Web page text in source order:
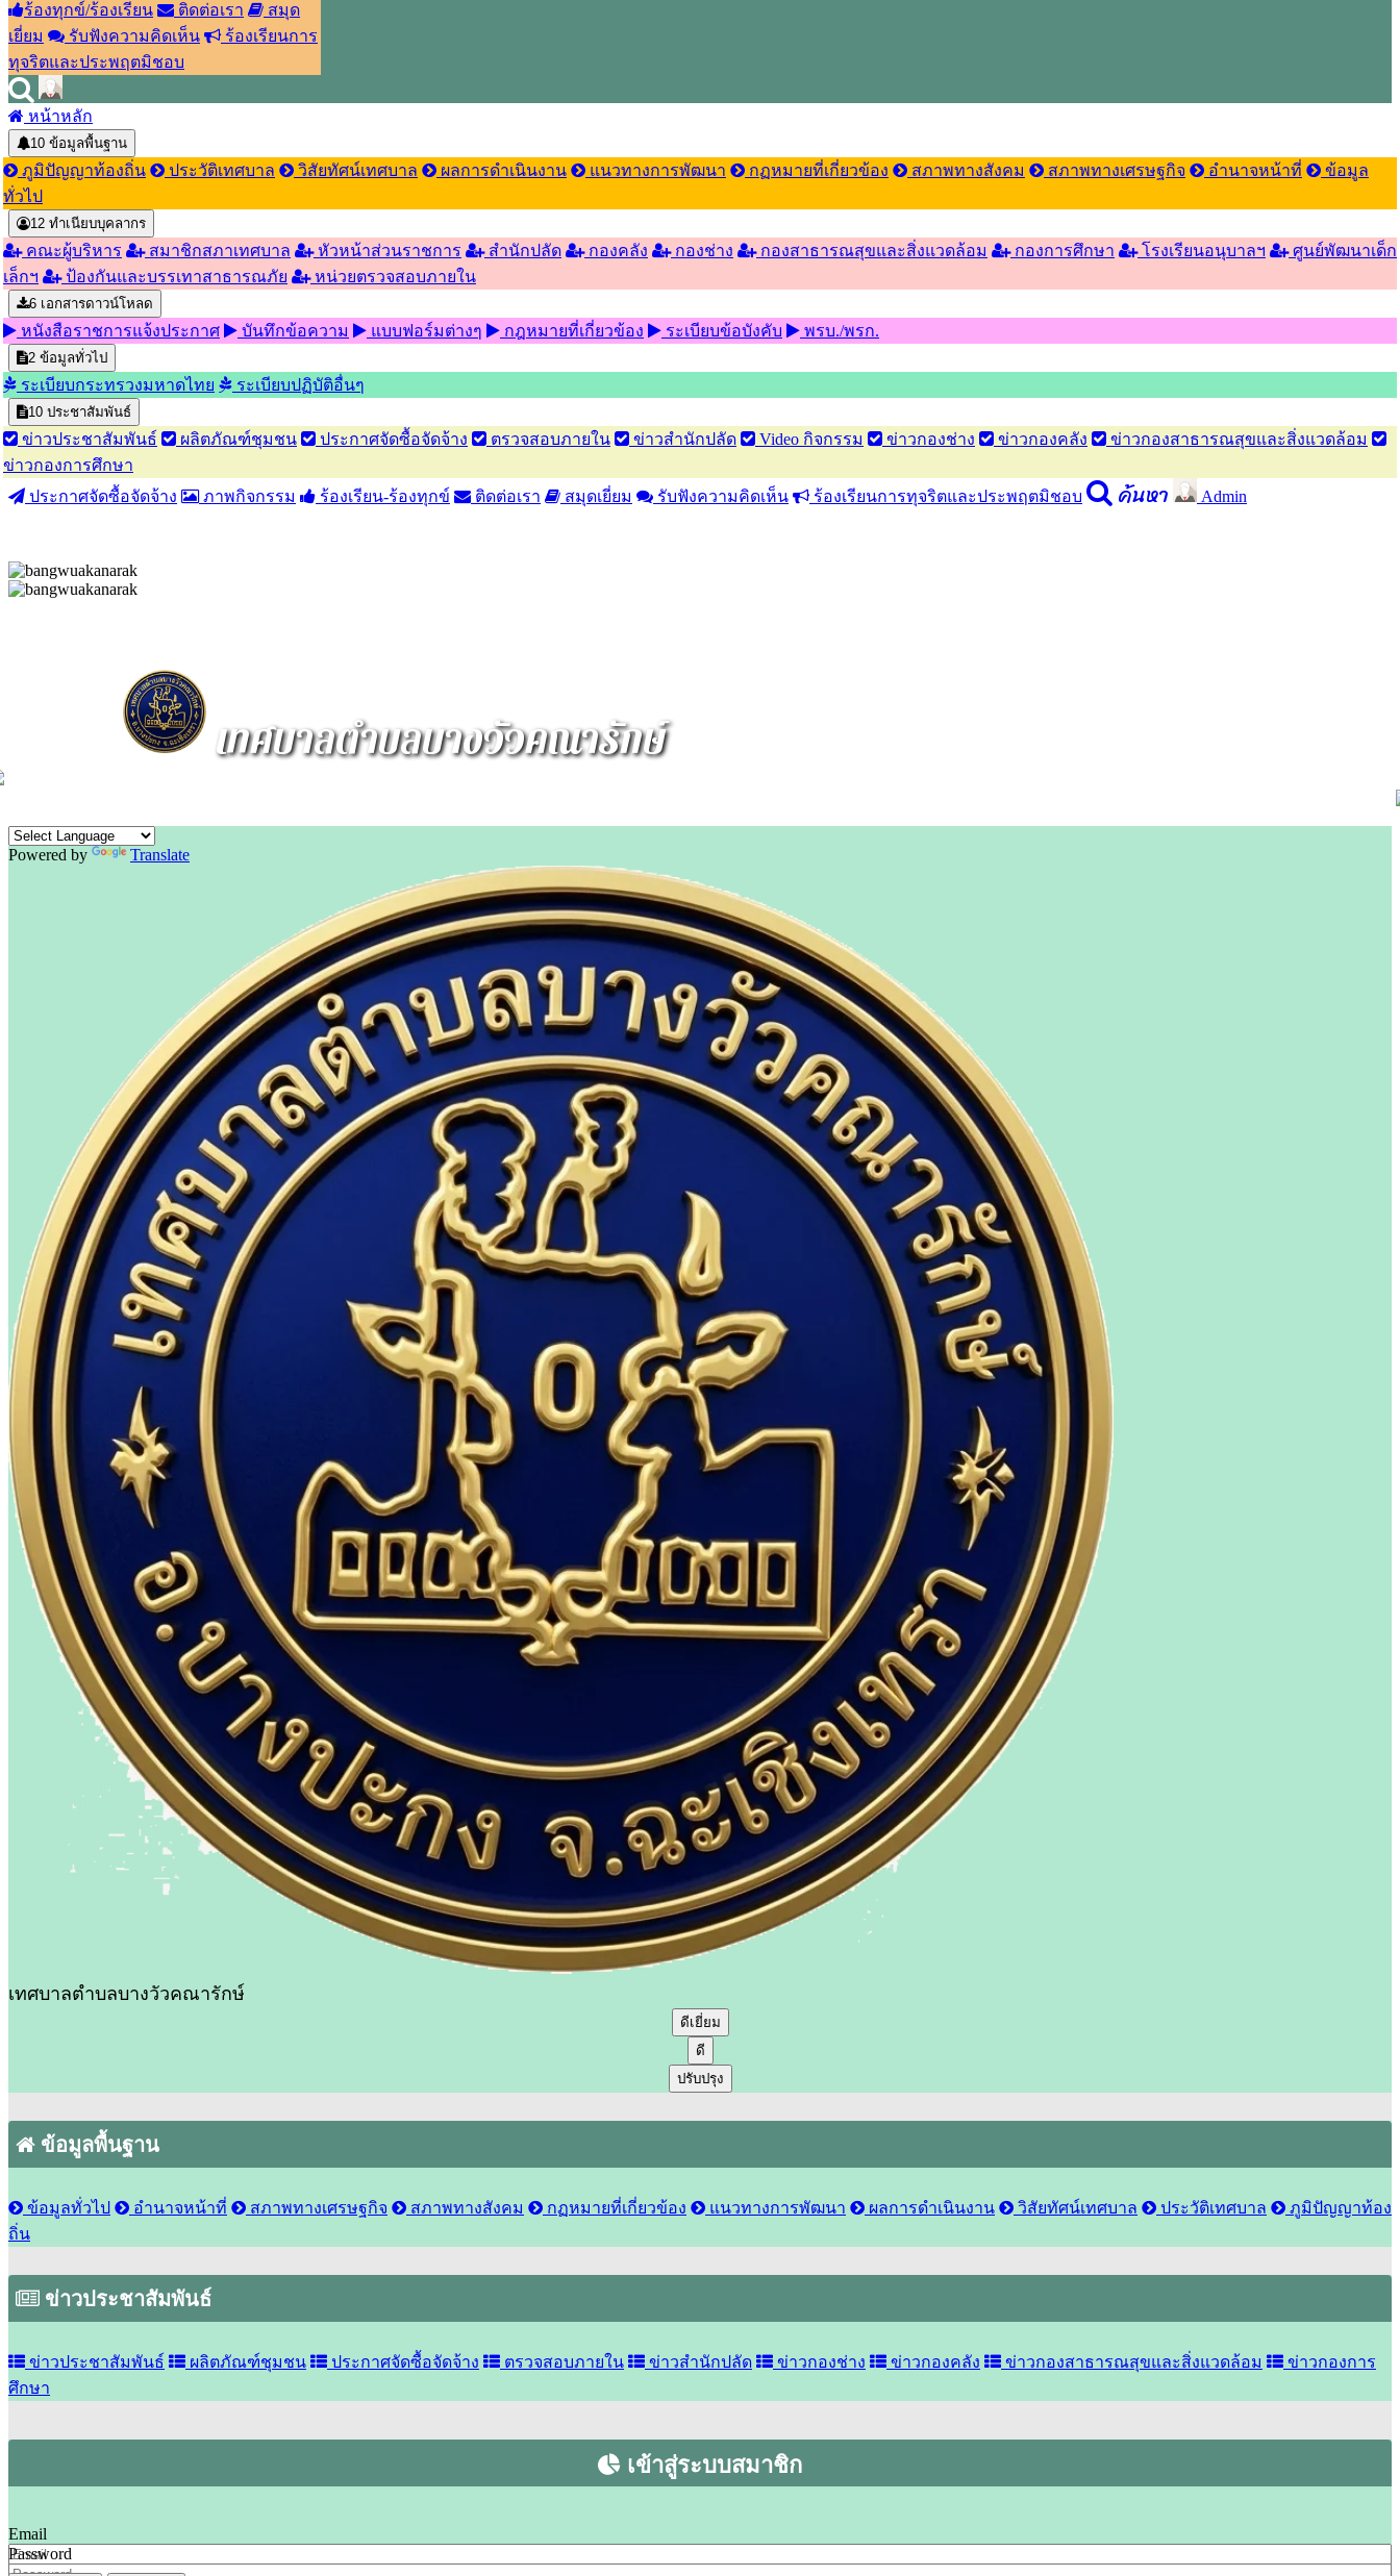
ร้องทุกข์/ร้องเรียน ติดต่อเรา
สมุด
เยี่ยม
รับฟังความคิดเห็น
ร้องเรียนการ
ทุจริตและประพฤตมิชอบ
หน้าหลัก
10 ข้อมูลพื้นฐาน
ภูมิปัญญาท้องถิ่น ประวัติเทศบาล วิสัยทัศน์เทศบาล ผลการดำเนินงาน แนวทางการพัฒนา กฏหมายที่เกี่ยวข้อง สภาพทางสังคม สภาพทางเศรษฐกิจ อำนาจหน้าที่
ข้อมูล
ทั่วไป
12 ทำเนียบบุคลากร
คณะผู้บริหาร สมาชิกสภาเทศบาล หัวหน้าส่วนราชการ สำนักปลัด กองคลัง กองช่าง กองสาธารณสุขและสิ่งแวดล้อม กองการศึกษา โรงเรียนอนุบาลฯ
ศูนย์พัฒนาเด็ก
เล็กฯ
ป้องกันและบรรเทาสาธารณภัย หน่วยตรวจสอบภายใน
6 เอกสารดาวน์โหลด
หนังสือราชการแจ้งประกาศ บันทึกข้อความ แบบฟอร์มต่างๆ กฎหมายที่เกี่ยวข้อง ระเบียบข้อบังคับ พรบ./พรก.
2 ข้อมูลทั่วไป
ระเบียบกระทรวงมหาดไทย ระเบียบปฏิบัติอื่นๆ
10 ประชาสัมพันธ์
ข่าวประชาสัมพันธ์ ผลิตภัณฑ์ชุมชน ประกาศจัดซื้อจัดจ้าง ตรวจสอบภายใน ข่าวสำนักปลัด Video กิจกรรม ข่าวกองช่าง ข่าวกองคลัง
ข่าวกองสาธารณสุขและสิ่งแวดล้อม
ข่าวกองการศึกษา
ประกาศจัดซื้อจัดจ้าง
ภาพกิจกรรม ร้องเรียน-ร้องทุกข์ ติดต่อเรา สมุดเยี่ยม รับฟังความคิดเห็น ร้องเรียนการทุจริตและประพฤตมิชอบ ค้นหา Admin
เทศบาลตำบลบางวัวคณารักษ์
Powered by Translate
เทศบาลตำบลบางวัวคณารักษ์
ดีเยี่ยม
ดี
ปรับปรุง
ข้อมูลพื้นฐาน
ข้อมูลทั่วไป อำนาจหน้าที่ สภาพทางเศรษฐกิจ สภาพทางสังคม กฏหมายที่เกี่ยวข้อง แนวทางการพัฒนา ผลการดำเนินงาน วิสัยทัศน์เทศบาล ประวัติเทศบาล
ภูมิปัญญาท้อง
ถิ่น
ข่าวประชาสัมพันธ์
ข่าวประชาสัมพันธ์ ผลิตภัณฑ์ชุมชน ประกาศจัดซื้อจัดจ้าง ตรวจสอบภายใน ข่าวสำนักปลัด ข่าวกองช่าง ข่าวกองคลัง ข่าวกองสาธารณสุขและสิ่งแวดล้อม
ข่าวกองการ
ศึกษา
เข้าสู่ระบบสมาชิก
Email
Password